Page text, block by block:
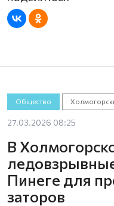
Общество
27.03.2026 08:25
В
Пинеге для
заторов